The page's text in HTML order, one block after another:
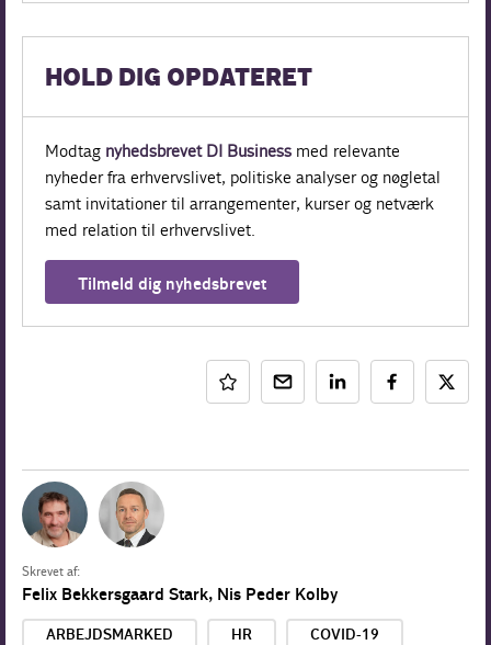
HOLD DIG OPDATERET
Modtag nyhedsbrevet DI Business med relevante
nyheder fra erhvervslivet, politiske analyser og nøgletal
samt invitationer til arrangementer, kurser og netværk
med relation til erhvervslivet.
Tilmeld dig nyhedsbrevet
Skrevet af:
Felix Bekkersgaard Stark, Nis Peder Kolby
ARBEJDSMARKED HR COVID-19